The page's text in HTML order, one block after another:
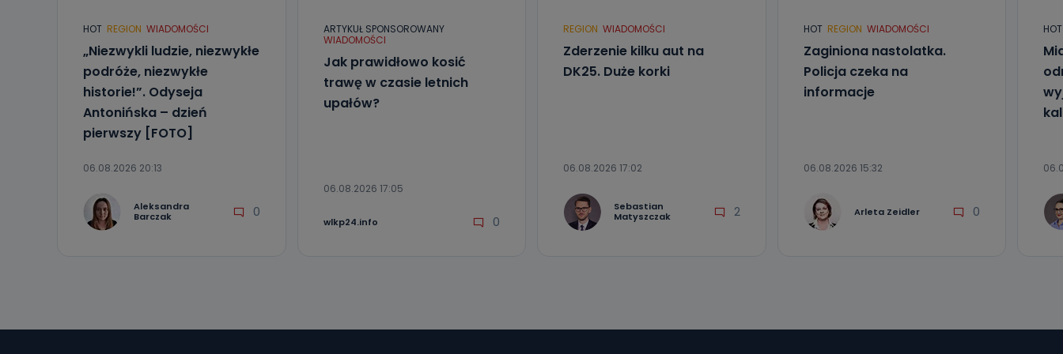
HOT REGION WIADOMOŚCI
„Niezwykli ludzie, niezwykłe
podróże, niezwykłe
historie!”. Odyseja
Antonińska – dzień
pierwszy [FOTO]
06.08.2026 20:13
Aleksandra
Barczak
0
ARTYKUŁ SPONSOROWANY
WIADOMOŚCI
Jak prawidłowo kosić
trawę w czasie letnich
upałów?
06.08.2026 17:05
wlkp24.info 0
REGION WIADOMOŚCI
Zderzenie kilku aut na
DK25. Duże korki
06.08.2026 17:02
Sebastian
Matyszczak
2
HOT REGION WIADOMOŚCI
Zaginiona nastolatka.
Policja czeka na
informacje
06.08.2026 15:32
Arleta Zeidler 0
HOT